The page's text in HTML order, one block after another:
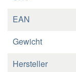
EAN
Gewicht
Hersteller